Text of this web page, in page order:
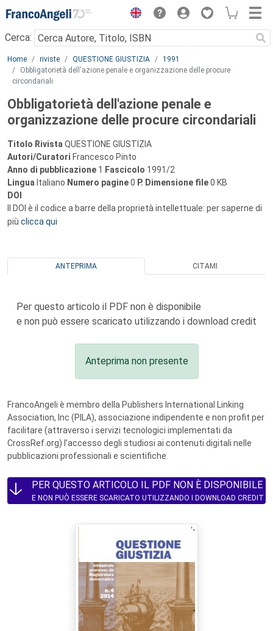
Menu
Cerca:
Main content
Home riviste QUESTIONE GIUSTIZIA
1991
Obbligatorietà dell'azione penale e organizzazione delle procure
circondariali
Obbligatorietà dell'azione penale e
organizzazione delle procure circondariali
Titolo Rivista QUESTIONE GIUSTIZIA
Autori/Curatori Francesco Pinto
Anno di pubblicazione 1 Fascicolo 1991/2
Lingua Italiano Numero pagine0 P. Dimensione file0 KB
DOI
Il DOI è il codice a barre della proprietà intellettuale: per saperne di
più clicca qui
ANTEPRIMA CITAMI
Per questo articolo il PDF non è disponibile
e non può essere scaricato utilizzando i download credit
Anteprima non presente
FrancoAngeli è membro della Publishers International Linking
Association, Inc (PILA), associazione indipendente e non profit per
facilitare (attraverso i servizi tecnologici implementati da
CrossRef.org) l’accesso degli studiosi ai contenuti digitali nelle
pubblicazioni professionali e scientifiche.
PER QUESTO ARTICOLO IL PDF NON È DISPONIBILE
E NON PUÒ ESSERE SCARICATO UTILIZZANDO I DOWNLOAD CREDIT